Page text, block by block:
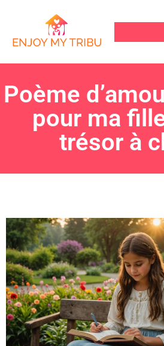
Poème
pour ma
trésor à